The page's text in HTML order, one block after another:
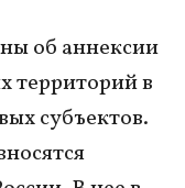
об аннексии
территорий в
субъектов.